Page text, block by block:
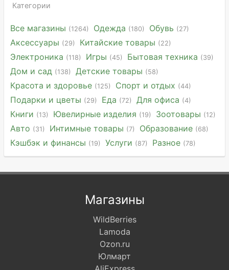
Категории
Все магазины (1264) Одежда (180) Обувь (27)
Аксессуары (29) Китайские товары (22)
Электроника (118) Игры (45) Бытовая техника (39)
Дом и сад (138) Детские товары (58)
Красота и здоровье (125) Спорт и отдых (44)
Подарки и цветы (29) Еда (72) Для офиса (4)
Книги (13) Ювелирные изделия (19) Зоотовары (12)
Авто (31) Интимные товары (7) Образование (68)
Кэшбэк и финансы (19) Услуги (87) Разное (78)
Магазины
WildBerries
Lamoda
Ozon.ru
Юлмарт